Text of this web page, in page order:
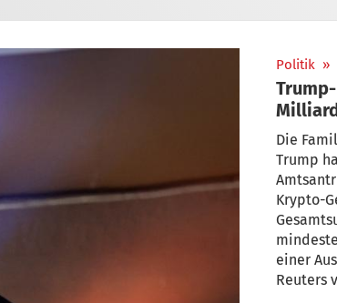
Politik »
Die
Trump
Krypto-
einer
Reuters